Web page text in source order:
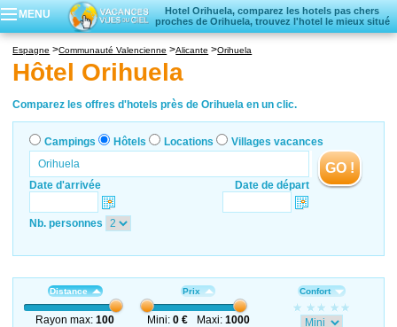
MENU
Hotel Orihuela, comparez les hotels pas chers
proches de Orihuela, trouvez l'hotel le mieux situé
Locations vacances
Villages vacances
Espagne Communauté Valencienne Alicante Orihuela
Hôtel Orihuela
Comparez les offres d'hotels près de Orihuela en un clic.
Campings Hôtels Locations Villages vacances
Date d'arrivée Date de départ
GO !
Nb. personnes
Distance
Rayon max:100
Prix
Mini: 0 € Maxi:1000
Confort